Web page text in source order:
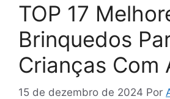
TOP 17
Brinquedos
Crianças Com
15 de dezembro de 2024 Por